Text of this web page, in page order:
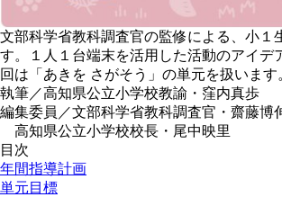
文部科学省教科調査官の監修による、小１
す。１人１台端末を活用した活動のアイデ
回は「あきを さがそう」の単元を扱います
執筆／高知県公立小学校教諭・窪内真歩
編集委員／文部科学省教科調査官・齋藤博
高知県公立小学校校長・尾中映里
目次
年間指導計画
単元目標